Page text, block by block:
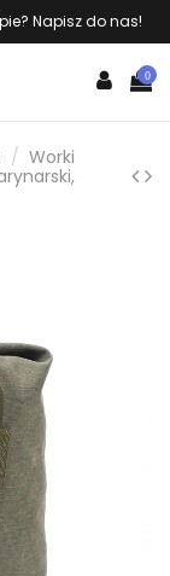
Napisz do nas!
0
Worki